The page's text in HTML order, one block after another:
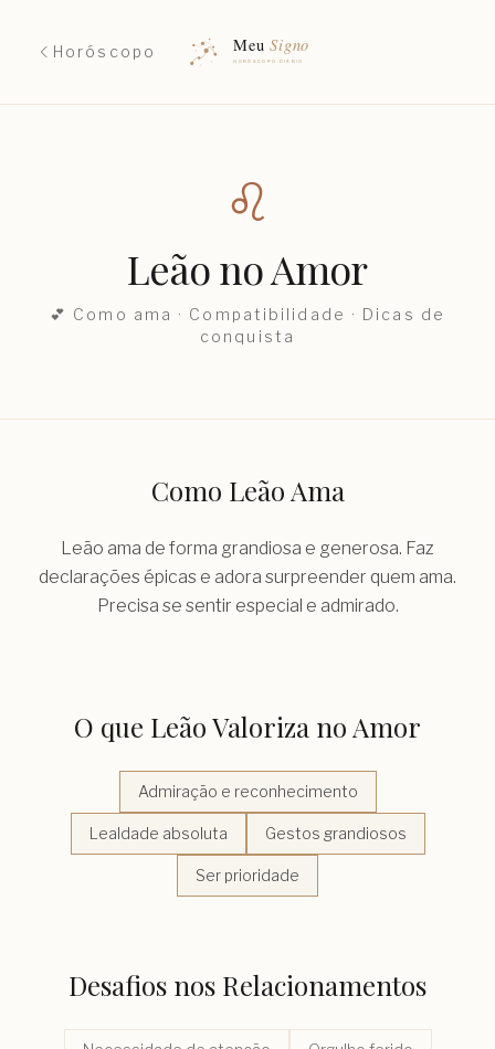
Horóscopo
♌︎
Leãono Amor
💕 Como ama · Compatibilidade · Dicas de
conquista
Como Leão Ama
Leão ama de forma grandiosa e generosa. Faz
declarações épicas e adora surpreender quem ama.
Precisa se sentir especial e admirado.
O que LeãoValoriza no Amor
Admiração e reconhecimento
Lealdade absoluta Gestos grandiosos
Ser prioridade
Desafios nos Relacionamentos